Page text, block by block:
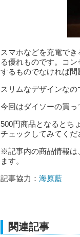
スマホなどを充電で
る優れものです。コ
するものでなければ問
スリムなデザインな
今回はダイソーの買っ
500円商品となるとち
チェックしてみてくだ
※記事内の商品情報は
ます。
記事協力： 海原藍
関連記事